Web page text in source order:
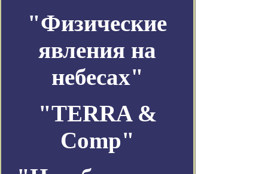
"Физические
явления на
небесах"
"TERRA &
Comp"